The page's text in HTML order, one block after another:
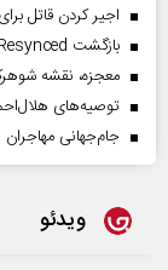
اجیر کردن قاتل
بازگشت Black Flag Resynced خبری جذاب برای دوستداران بازی
معجزه، نقشه
توصیه‌های
جام‌جهانی مهاجران
ویدئو